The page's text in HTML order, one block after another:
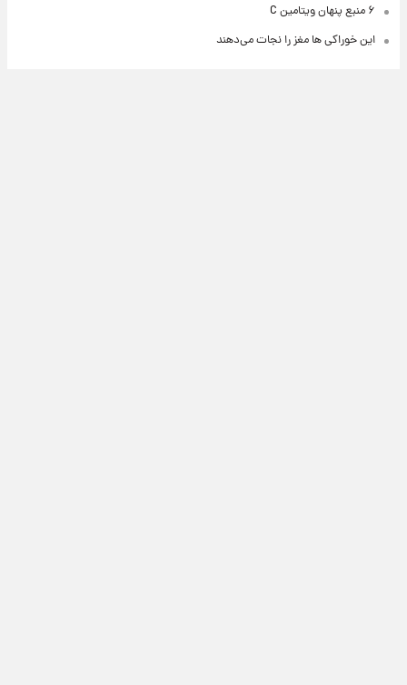
۶ منبع پنهان ویتامین C
این خوراکی ها مغز را نجات می‌دهند